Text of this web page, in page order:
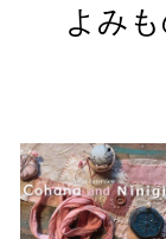
よみ